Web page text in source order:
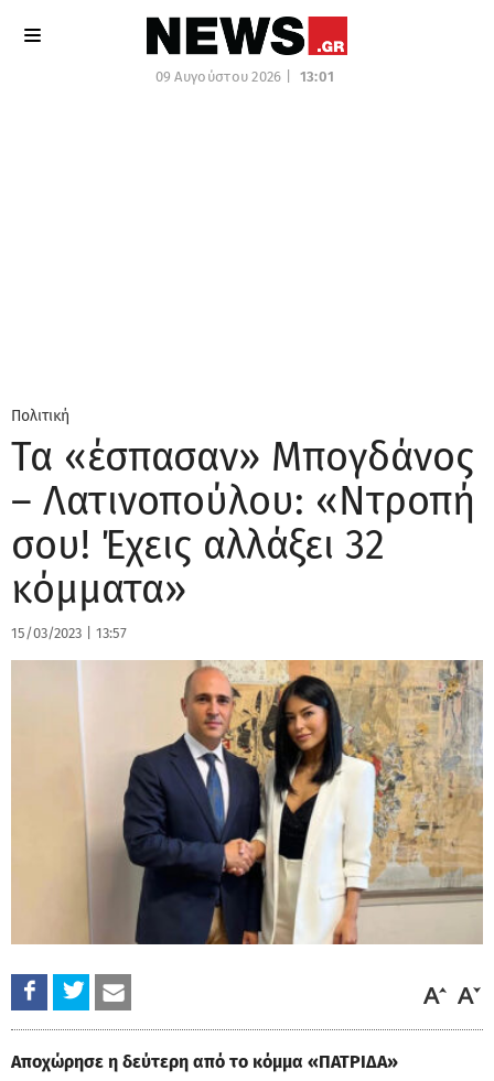
09 Αυγούστου 2026 | 13:01
Πολιτική
Τα «έσπασαν» Μπογδάνος
– Λατινοπούλου: «Ντροπή
σου! Έχεις αλλάξει 32
κόμματα»
15/03/2023 13:57
Αποχώρησε η δεύτερη από το κόμμα «ΠΑΤΡΙΔΑ»